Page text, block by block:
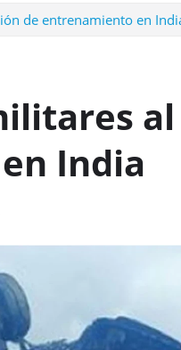
de entrenamiento en
India